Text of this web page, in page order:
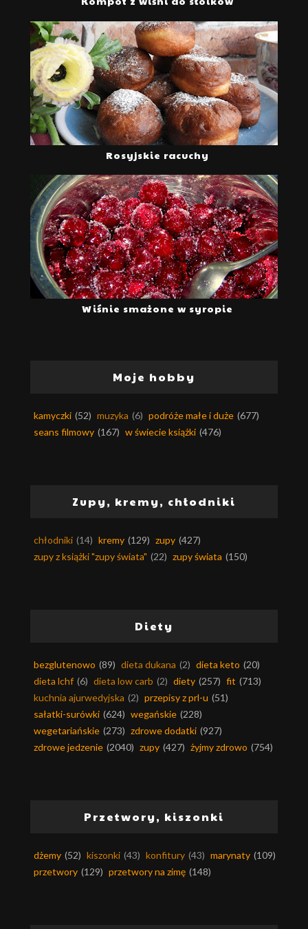
Rosyjskie racuchy
Wiśnie smażone w syropie
Moje hobby
kamyczki (52) muzyka (6) podróże małe i duże (677)
seans filmowy (167) w świecie książki (476)
Zupy, kremy, chłodniki
chłodniki (14) kremy (129) zupy (427)
zupy z książki "zupy świata" (22) zupy świata (150)
Diety
bezglutenowo (89) dieta dukana (2) dieta keto (20)
dieta lchf (6) dieta low carb (2) diety (257) fit (713)
kuchnia ajurwedyjska (2) przepisy z prl-u (51)
sałatki-surówki (624) wegańskie (228)
wegetariańskie (273) zdrowe dodatki (927)
zdrowe jedzenie (2040) zupy (427) żyjmy zdrowo (754)
Przetwory, kiszonki
dżemy (52) kiszonki (43) konfitury (43) marynaty (109)
przetwory (129) przetwory na zimę (148)